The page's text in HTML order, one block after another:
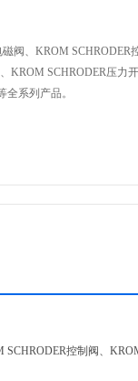
阀、KROM SCHRODER
KROM SCHRODER压力
全系列产品。
SCHRODER控制阀、